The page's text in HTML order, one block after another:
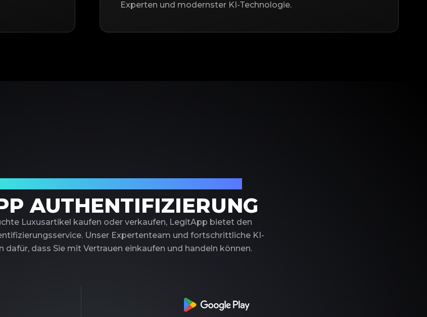
Experten und modernster KI-Technologie.
AUTHENTIFIZIERUNG
Luxusartikel kaufen oder verkaufen, LegitApp bietet den
Unser Expertenteam und fortschrittliche KI-
dafür, dass Sie mit Vertrauen einkaufen und handeln können.